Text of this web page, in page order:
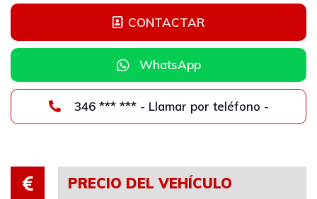
CONTACTAR
WhatsApp
346 *** *** - Llamar por teléfono -
PRECIO DEL VEHÍCULO